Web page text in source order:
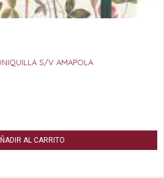
S/V AMAPOLA
AL CARRITO